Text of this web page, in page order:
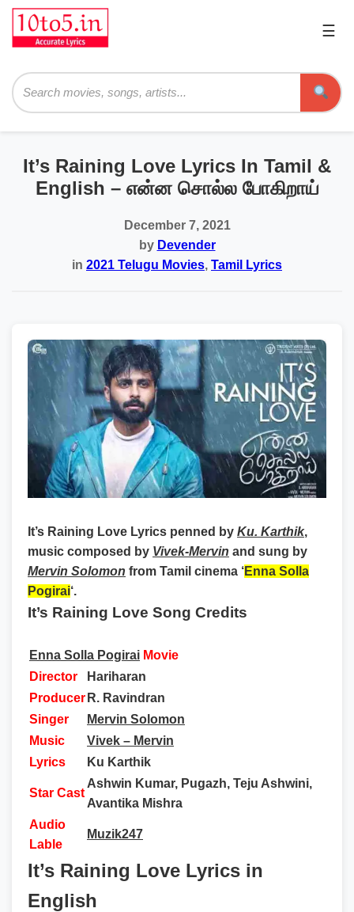
☰
It’s Raining Love Lyrics In Tamil &
English – என்ன சொல்ல போகிறாய்
December 7, 2021
by Devender
in 2021 Telugu Movies, Tamil Lyrics
It’s Raining Love Lyrics penned by Ku. Karthik,
music composed by Vivek-Mervin and sung by
Mervin Solomon from Tamil cinema ‘Enna Solla
Pogirai‘.
It’s Raining Love Song Credits
Enna Solla Pogirai Movie
Director
Hariharan
Producer R. Ravindran
Singer
Mervin Solomon
Music
Vivek – Mervin
Lyrics
Ku Karthik
Star Cast
Ashwin Kumar, Pugazh, Teju Ashwini,
Avantika Mishra
Audio
Lable
Muzik247
It’s Raining Love Lyrics in
English